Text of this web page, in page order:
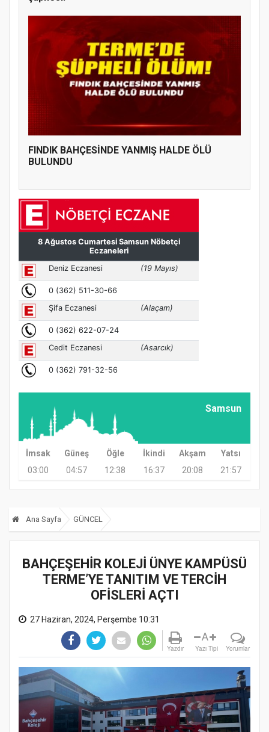
FINDIK BAHÇESİNDE YANMIŞ HALDE ÖLÜ
BULUNDU
Samsun
İmsak Güneş Öğle İkindi Akşam
Yatsı
03:00
04:57 12:38 16:37 20:08 21:57
Ana Sayfa GÜNCEL
BAHÇEŞEHİR KOLEJİ ÜNYE KAMPÜSÜ
TERME’YE TANITIM VE TERCİH
OFİSLERİ AÇTI
27 Haziran, 2024, Perşembe 10:31
Yazdır
A
Yazı Tipi Yorumlar